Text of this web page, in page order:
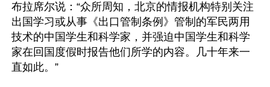
布拉席尔说：“众所周知，北京的情报机构特别关注
出国学习或从事《出口管制条例》管制的军民两用
技术的中国学生和科学家，并强迫中国学生和科学
家在回国度假时报告他们所学的内容。几十年来一
直如此。”